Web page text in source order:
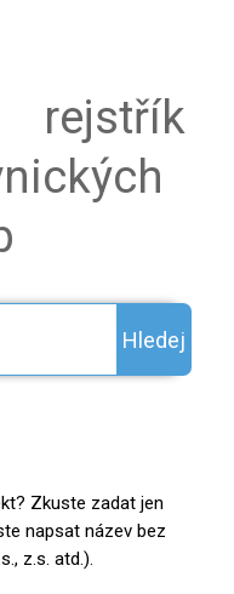
rejstřík
Hledej
Zkuste zadat jen
napsat název bez
z.s. atd.).